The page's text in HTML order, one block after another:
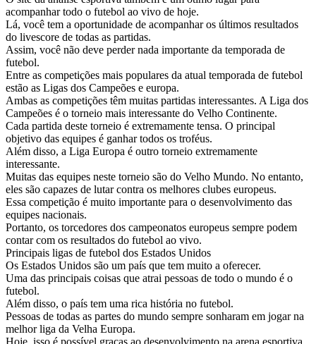
acompanhar todo o futebol ao vivo de hoje.
Lá, você tem a oportunidade de acompanhar os últimos resultados
do livescore de todas as partidas.
Assim, você não deve perder nada importante da temporada de
futebol.
Entre as competições mais populares da atual temporada de futebol
estão as Ligas dos Campeões e europa.
Ambas as competições têm muitas partidas interessantes. A Liga dos
Campeões é o torneio mais interessante do Velho Continente.
Cada partida deste torneio é extremamente tensa. O principal
objetivo das equipes é ganhar todos os troféus.
Além disso, a Liga Europa é outro torneio extremamente
interessante.
Muitas das equipes neste torneio são do Velho Mundo. No entanto,
eles são capazes de lutar contra os melhores clubes europeus.
Essa competição é muito importante para o desenvolvimento das
equipes nacionais.
Portanto, os torcedores dos campeonatos europeus sempre podem
contar com os resultados do futebol ao vivo.
Principais ligas de futebol dos Estados Unidos
Os Estados Unidos são um país que tem muito a oferecer.
Uma das principais coisas que atrai pessoas de todo o mundo é o
futebol.
Além disso, o país tem uma rica história no futebol.
Pessoas de todas as partes do mundo sempre sonharam em jogar na
melhor liga da Velha Europa.
Hoje, isso é possível graças ao desenvolvimento na arena esportiva.